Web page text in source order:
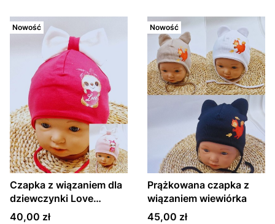
Nowość
Czapka z wiązaniem dla
dziewczynki Love
wiosna/jesień
Cena
40,00 zł
Nowość
Prążkowana czapka z
wiązaniem wiewiórka
Cena
45,00 zł